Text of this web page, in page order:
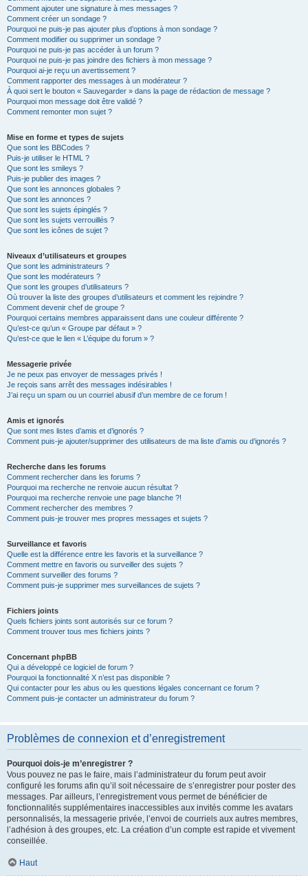
Comment ajouter une signature à mes messages ?
Comment créer un sondage ?
Pourquoi ne puis-je pas ajouter plus d’options à mon sondage ?
Comment modifier ou supprimer un sondage ?
Pourquoi ne puis-je pas accéder à un forum ?
Pourquoi ne puis-je pas joindre des fichiers à mon message ?
Pourquoi ai-je reçu un avertissement ?
Comment rapporter des messages à un modérateur ?
À quoi sert le bouton « Sauvegarder » dans la page de rédaction de message ?
Pourquoi mon message doit être validé ?
Comment remonter mon sujet ?
Mise en forme et types de sujets
Que sont les BBCodes ?
Puis-je utiliser le HTML ?
Que sont les smileys ?
Puis-je publier des images ?
Que sont les annonces globales ?
Que sont les annonces ?
Que sont les sujets épinglés ?
Que sont les sujets verrouillés ?
Que sont les icônes de sujet ?
Niveaux d’utilisateurs et groupes
Que sont les administrateurs ?
Que sont les modérateurs ?
Que sont les groupes d’utilisateurs ?
Où trouver la liste des groupes d’utilisateurs et comment les rejoindre ?
Comment devenir chef de groupe ?
Pourquoi certains membres apparaissent dans une couleur différente ?
Qu’est-ce qu’un « Groupe par défaut » ?
Qu’est-ce que le lien « L’équipe du forum » ?
Messagerie privée
Je ne peux pas envoyer de messages privés !
Je reçois sans arrêt des messages indésirables !
J’ai reçu un spam ou un courriel abusif d’un membre de ce forum !
Amis et ignorés
Que sont mes listes d’amis et d’ignorés ?
Comment puis-je ajouter/supprimer des utilisateurs de ma liste d’amis ou d’ignorés ?
Recherche dans les forums
Comment rechercher dans les forums ?
Pourquoi ma recherche ne renvoie aucun résultat ?
Pourquoi ma recherche renvoie une page blanche ?!
Comment rechercher des membres ?
Comment puis-je trouver mes propres messages et sujets ?
Surveillance et favoris
Quelle est la différence entre les favoris et la surveillance ?
Comment mettre en favoris ou surveiller des sujets ?
Comment surveiller des forums ?
Comment puis-je supprimer mes surveillances de sujets ?
Fichiers joints
Quels fichiers joints sont autorisés sur ce forum ?
Comment trouver tous mes fichiers joints ?
Concernant phpBB
Qui a développé ce logiciel de forum ?
Pourquoi la fonctionnalité X n’est pas disponible ?
Qui contacter pour les abus ou les questions légales concernant ce forum ?
Comment puis-je contacter un administrateur du forum ?
Problèmes de connexion et d’enregistrement
Pourquoi dois-je m’enregistrer ?
Vous pouvez ne pas le faire, mais l’administrateur du forum peut avoir
configuré les forums afin qu’il soit nécessaire de s’enregistrer pour poster des
messages. Par ailleurs, l’enregistrement vous permet de bénéficier de
fonctionnalités supplémentaires inaccessibles aux invités comme les avatars
personnalisés, la messagerie privée, l’envoi de courriels aux autres membres,
l’adhésion à des groupes, etc. La création d’un compte est rapide et vivement
conseillée.
Haut